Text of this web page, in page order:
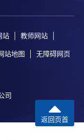
站 教师网站
站地图 无障碍网页
司
返回页首